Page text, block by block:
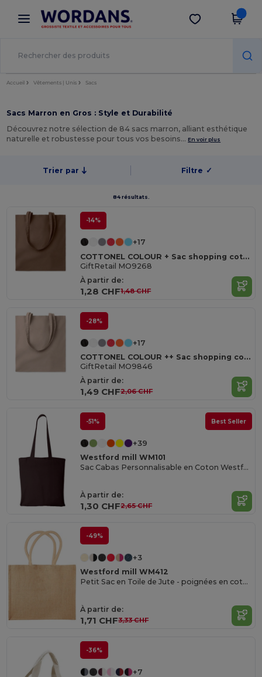
× Appli Wordans
Meilleurs prix sur l’app !
Obtenir l'appli
Accueil Vêtements | Unis Sacs
Sacs Marron en Gros : Style et Durabilité
Découvrez notre sélection de 84 sacs marron, alliant esthétique
naturelle et robustesse pour tous vos besoins… En voir plus
Trier par Filtre ✓
84 résultats.
-14%
+17
COTTONEL COLOUR + Sac shopping coton 140gr/m²
GiftRetail MO9268
À partir de:
1,28 CHF1,48 CHF
-28%
+17
COTTONEL COLOUR ++ Sac shopping coton 180gr/m² MO9846-
GiftRetail MO9846
À partir de:
1,49 CHF2,06 CHF
-51% Best Seller
+39
Westford mill WM101
Sac Cabas Personnalisable en Coton Westford Mill
À partir de:
1,30 CHF2,65 CHF
-49%
+3
Westford mill WM412
Petit Sac en Toile de Jute - poignées en coton - dimensions 26x22x14cm
À partir de:
1,71 CHF3,33 CHF
-36%
+7